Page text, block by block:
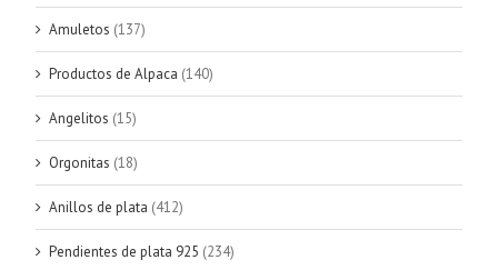
Amuletos (137)
Productos de Alpaca (140)
Angelitos (15)
Orgonitas (18)
Anillos de plata (412)
Pendientes de plata 925 (234)